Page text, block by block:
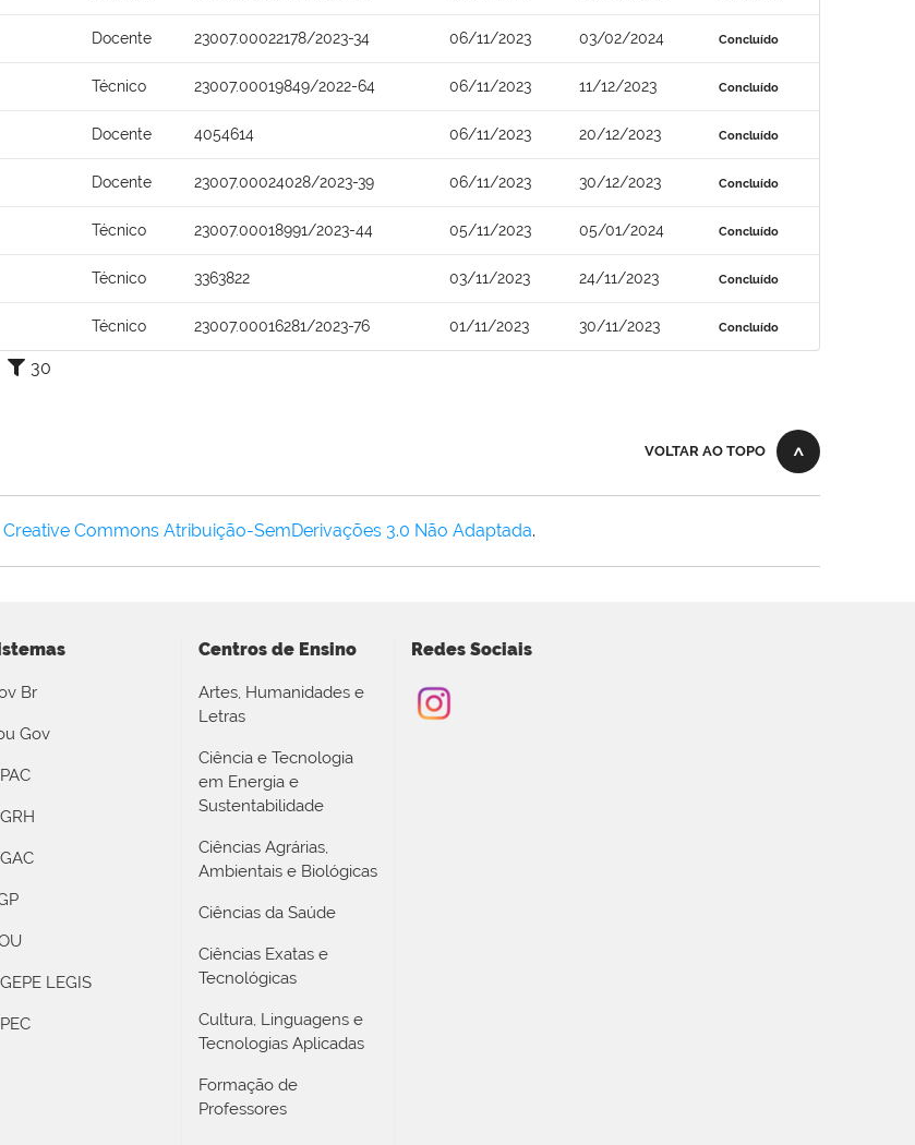
Docente 23007.00022178/2023-34 06/11/2023 03/02/2024 Concluído
Técnico 23007.00019849/2022-64 06/11/2023 11/12/2023 Concluído
Docente 4054614 06/11/2023 20/12/2023 Concluído
Docente 23007.00024028/2023-39 06/11/2023 30/12/2023 Concluído
Técnico 23007.00018991/2023-44 05/11/2023 05/01/2024 Concluído
Técnico 3363822 03/11/2023 24/11/2023 Concluído
Técnico 23007.00016281/2023-76 01/11/2023 30/11/2023 Concluído
30
VOLTAR AO TOPO
Creative Commons Atribuição-SemDerivações 3.0 Não Adaptada.
Br
Gov
LEGIS
Centros de Ensino
Artes, Humanidades e
Letras
Ciência e Tecnologia
em Energia e
Sustentabilidade
Ciências Agrárias,
Ambientais e Biológicas
Ciências da Saúde
Ciências Exatas e
Tecnológicas
Cultura, Linguagens e
Tecnologias Aplicadas
Formação de
Professores
Redes Sociais